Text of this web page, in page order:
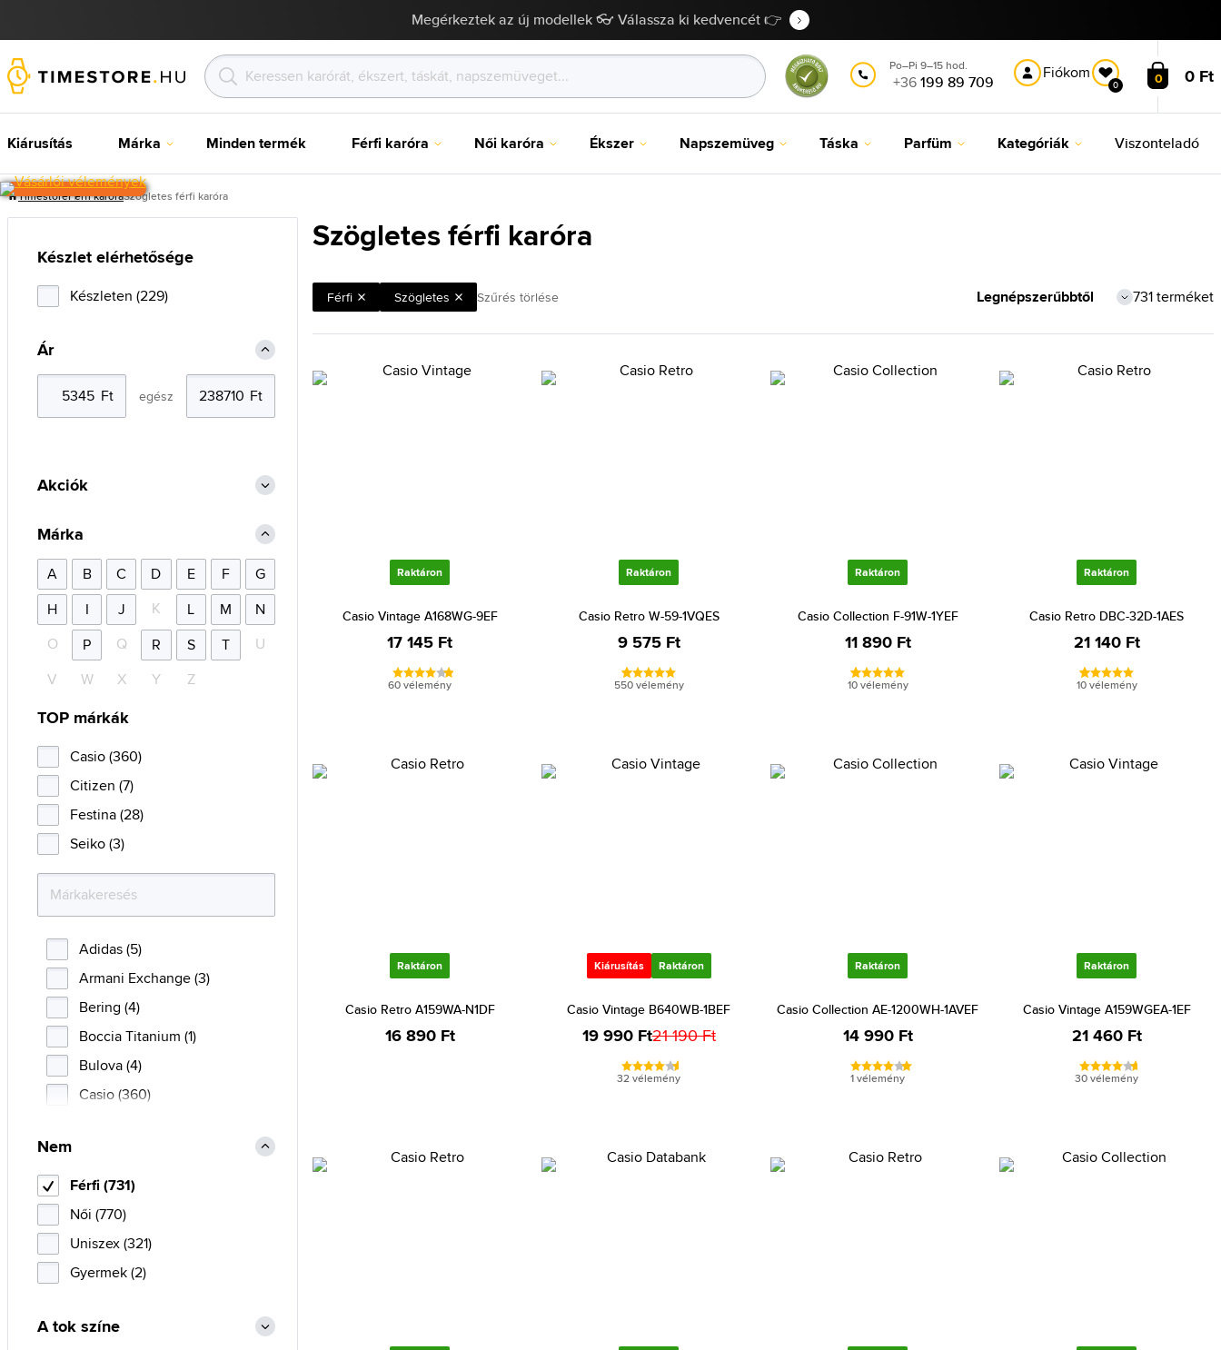
Megérkeztek az új modellek 👓 Válassza ki kedvencét 👉
Po–Pi 9–15 hod.
+36199 89 709 Fiókom
0 0 0 Ft
Kiárusítás Márka Minden termék Férfi karóra Női karóra Ékszer Napszemüveg Táska Parfüm Kategóriák Viszonteladó
TimestoreFérfi karóraSzögletes férfi karóra
Szögletes férfi karóra
Férfi Szögletes Szűrés törlése 731 terméket
Raktáron
Casio Vintage A168WG-9EF
17 145 Ft
60 vélemény
Raktáron
Casio Retro W-59-1VQES
9 575 Ft
550 vélemény
Raktáron
Casio Collection F-91W-1YEF
11 890 Ft
10 vélemény
Raktáron
Casio Retro DBC-32D-1AES
21 140 Ft
10 vélemény
Raktáron
Casio Retro A159WA-N1DF
16 890 Ft
Kiárusítás Raktáron
Casio Vintage B640WB-1BEF
19 990 Ft21 190 Ft
32 vélemény
Raktáron
Casio Collection AE-1200WH-1AVEF
14 990 Ft
1 vélemény
Raktáron
Casio Vintage A159WGEA-1EF
21 460 Ft
30 vélemény
Készlet elérhetősége
Készleten (229)
Ár
egész
Akciók
Márka
A B C D E F
G
H
I J K L M
N
O
P Q R S T
U
V
W X Y Z
TOP márkák
Casio (360)
Citizen (7)
Festina (28)
Seiko (3)
Adidas (5)
Armani Exchange (3)
Bering (4)
Boccia Titanium (1)
Bulova (4)
Casio (360)
Daniel Klein (16)
Daniel Wellington (2)
Diesel (10)
Emporio Armani (4)
Festina (28)
Nem
Férfi (731)
Női (770)
Uniszex (321)
Gyermek (2)
A tok színe